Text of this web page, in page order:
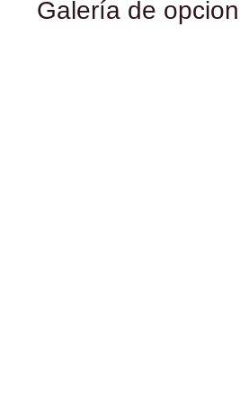
Galería de